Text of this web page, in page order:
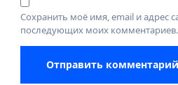
Сохранить моё имя, email и адрес
последующих моих комментариев.